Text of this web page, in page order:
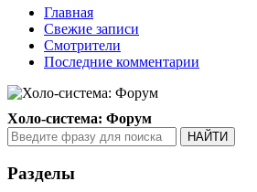
Главная
Свежие записи
Смотрители
Последние комментарии
Холо-система: Форум
Разделы